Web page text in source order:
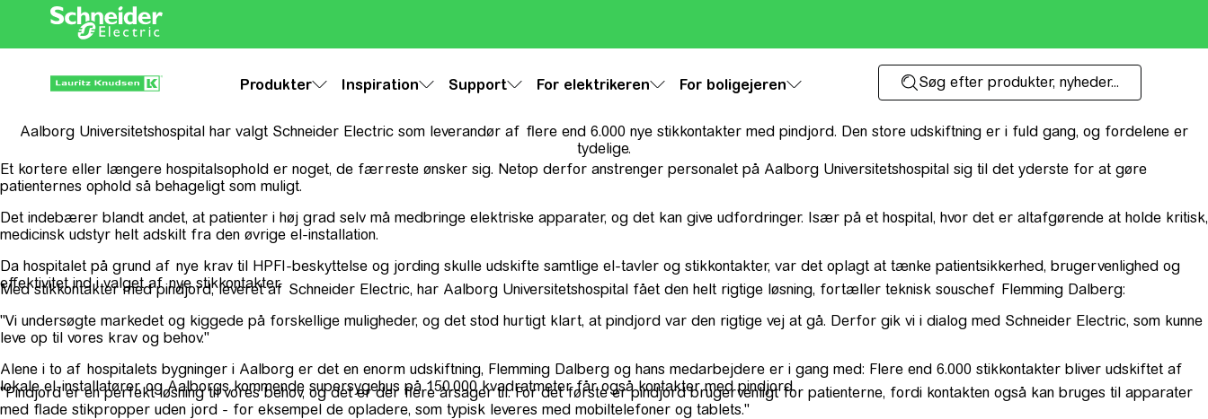
Produkter Inspiration Support For elektrikeren For boligejeren Søg efter produkter, nyheder...
Aalborg Universitetshospital har valgt Schneider Electric som leverandør af flere end 6.000 nye stikkontakter med pindjord. Den store udskiftning er i fuld gang, og fordelene er
tydelige.
Et kortere eller længere hospitalsophold er noget, de færreste ønsker sig. Netop derfor anstrenger personalet på Aalborg Universitetshospital sig til det yderste for at gøre
patienternes ophold så behageligt som muligt.
Det indebærer blandt andet, at patienter i høj grad selv må medbringe elektriske apparater, og det kan give udfordringer. Især på et hospital, hvor det er altafgørende at holde kritisk,
medicinsk udstyr helt adskilt fra den øvrige el-installation.
Da hospitalet på grund af nye krav til HPFI-beskyttelse og jording skulle udskifte samtlige el-tavler og stikkontakter, var det oplagt at tænke patientsikkerhed, brugervenlighed og
effektivitet ind i valget af nye stikkontakter.
Med stikkontakter med pindjord, leveret af Schneider Electric, har Aalborg Universitetshospital fået den helt rigtige løsning, fortæller teknisk souschef Flemming Dalberg:
"Vi undersøgte markedet og kiggede på forskellige muligheder, og det stod hurtigt klart, at pindjord var den rigtige vej at gå. Derfor gik vi i dialog med Schneider Electric, som kunne
leve op til vores krav og behov."
Alene i to af hospitalets bygninger i Aalborg er det en enorm udskiftning, Flemming Dalberg og hans medarbejdere er i gang med: Flere end 6.000 stikkontakter bliver udskiftet af
lokale el-installatører, og Aalborgs kommende supersygehus på 150.000 kvadratmeter får også kontakter med pindjord.
"Pindjord er en perfekt løsning til vores behov, og det er der flere årsager til. For det første er pindjord brugervenligt for patienterne, fordi kontakten også kan bruges til apparater
med flade stikpropper uden jord - for eksempel de opladere, som typisk leveres med mobiltelefoner og tablets."